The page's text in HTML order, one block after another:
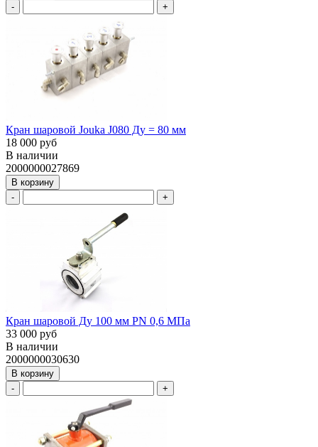
-
+
Кран шаровой Jouka J080 Ду = 80 мм
18 000 руб
В наличии
2000000027869
В корзину
-
+
Кран шаровой Ду 100 мм PN 0,6 МПа
33 000 руб
В наличии
2000000030630
В корзину
-
+